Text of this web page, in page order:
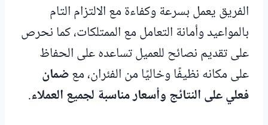
الفريق يعمل بسرعة وكفاءة مع الالتزام التام
بالمواعيد وأمانة التعامل مع الممتلكات، كما نحرص
على تقديم نصائح للعميل تساعده على الحفاظ
على مكانه نظيفًا وخاليًا من الفئران، معضمان
فعلي على النتائج وأسعار مناسبة لجميع العملاء.